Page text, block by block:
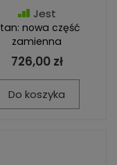
Jest
nowa część
zamienna
726,00 zł
Do koszyka